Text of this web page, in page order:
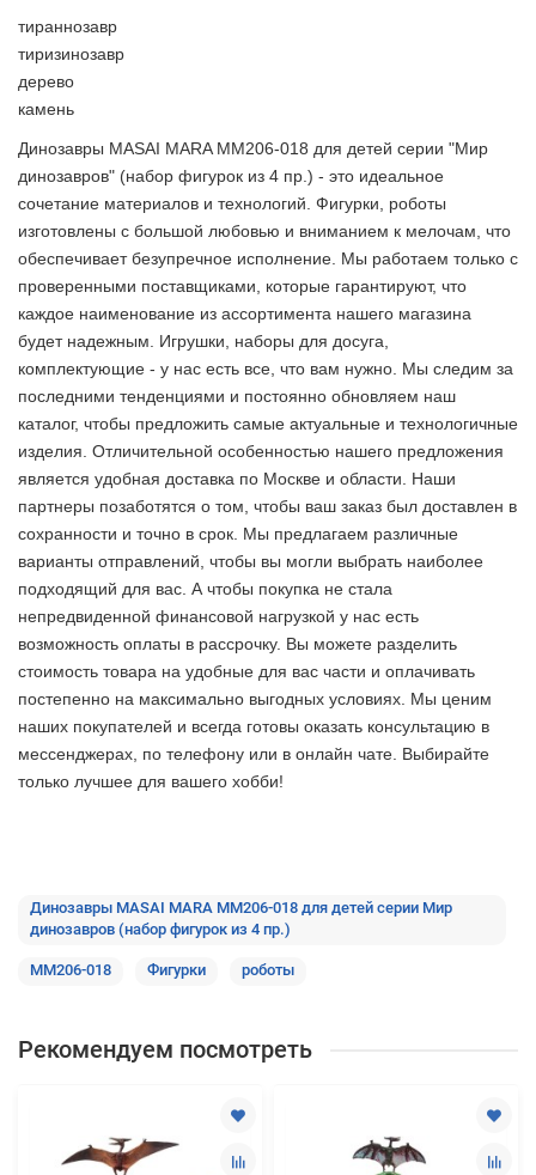
тираннозавр
тиризинозавр
дерево
камень
Динозавры MASAI MARA MM206-018 для детей серии "Мир
динозавров" (набор фигурок из 4 пр.) - это идеальное
сочетание материалов и технологий. Фигурки, роботы
изготовлены с большой любовью и вниманием к мелочам, что
обеспечивает безупречное исполнение. Мы работаем только с
проверенными поставщиками, которые гарантируют, что
каждое наименование из ассортимента нашего магазина
будет надежным. Игрушки, наборы для досуга,
комплектующие - у нас есть все, что вам нужно. Мы следим за
последними тенденциями и постоянно обновляем наш
каталог, чтобы предложить самые актуальные и технологичные
изделия. Отличительной особенностью нашего предложения
является удобная доставка по Москве и области. Наши
партнеры позаботятся о том, чтобы ваш заказ был доставлен в
сохранности и точно в срок. Мы предлагаем различные
варианты отправлений, чтобы вы могли выбрать наиболее
подходящий для вас. А чтобы покупка не стала
непредвиденной финансовой нагрузкой у нас есть
возможность оплаты в рассрочку. Вы можете разделить
стоимость товара на удобные для вас части и оплачивать
постепенно на максимально выгодных условиях. Мы ценим
наших покупателей и всегда готовы оказать консультацию в
мессенджерах, по телефону или в онлайн чате. Выбирайте
только лучшее для вашего хобби!
Динозавры MASAI MARA MM206-018 для детей серии Мир
динозавров (набор фигурок из 4 пр.)
MM206-018 Фигурки роботы
Рекомендуем посмотреть